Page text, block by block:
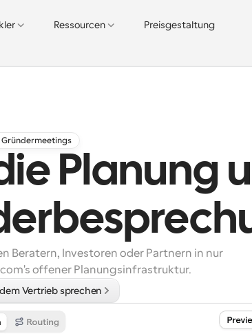
Ressourcen Preisgestaltung
Planung
Beratern, Investoren oder Partnern in nur
offener Planungsinfrastruktur.
Vertrieb sprechen